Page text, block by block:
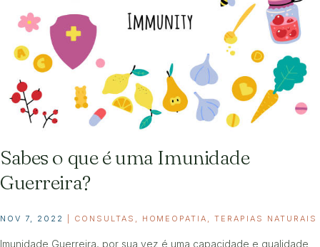
Sabes o que é uma Imunidade
Guerreira?
NOV 7, 2022 CONSULTAS , HOMEOPATIA ,TERAPIAS NATURAIS
Imunidade Guerreira, por sua vez é uma capacidade e qualidade